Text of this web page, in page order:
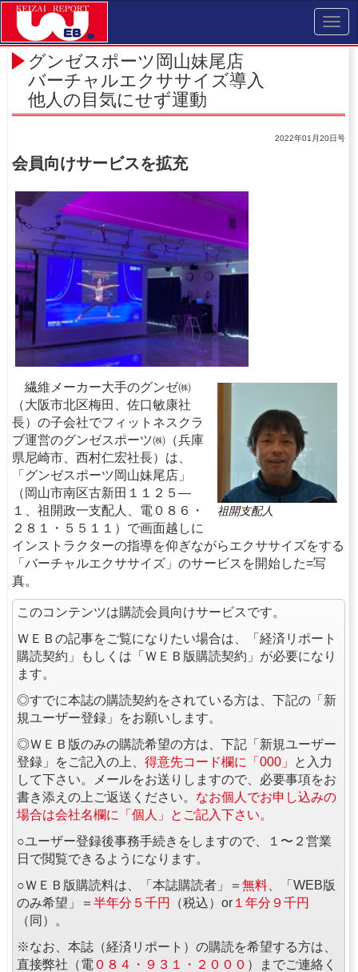
グンゼスポーツ岡山妹尾店
バーチャルエクササイズ導入
他人の目気にせず運動
2022年01月20日号
会員向けサービスを拡充
祖開支配人
繊維メーカー大手のグンゼ㈱
（大阪市北区梅田、佐口敏康社
長）の子会社でフィットネスクラ
ブ運営のグンゼスポーツ㈱（兵庫
県尼崎市、西村仁宏社長）は、
「グンゼスポーツ岡山妹尾店」
（岡山市南区古新田１１２５―
１、祖開政一支配人、電０８６・
２８１・５５１１）で画面越しに
インストラクターの指導を仰ぎながらエクササイズをする
「バーチャルエクササイズ」のサービスを開始した=写
真。
このコンテンツは購読会員向けサービスです。
ＷＥＢの記事をご覧になりたい場合は、「経済リポート
購読契約」もしくは「ＷＥＢ版購読契約」が必要になり
ます。
◎すでに本誌の購読契約をされている方は、下記の「新
規ユーザー登録」をお願いします。
◎ＷＥＢ版のみの購読希望の方は、下記「新規ユーザー
登録」をご記入の上、 得意先コード欄に「000」
と入力
して下さい。メールをお送りしますので、必要事項をお
書き添えの上ご返送ください。 なお個人でお申し込みの
場合は会社名欄に「個人」とご記入下さい。
○ユーザー登録後事務手続きをしますので、１〜２営業
日で閲覧できるようになります。
○ＷＥＢ版購読料は、「本誌購読者」＝ 無料 、「WEB版
のみ希望」＝ 半年分５千円 （税込）or １年分９千円
（同）。
※なお、本誌（経済リポート）の購読を希望する方は、
直接弊社（電 ０８４・９３１・２０００ ）までご連絡く